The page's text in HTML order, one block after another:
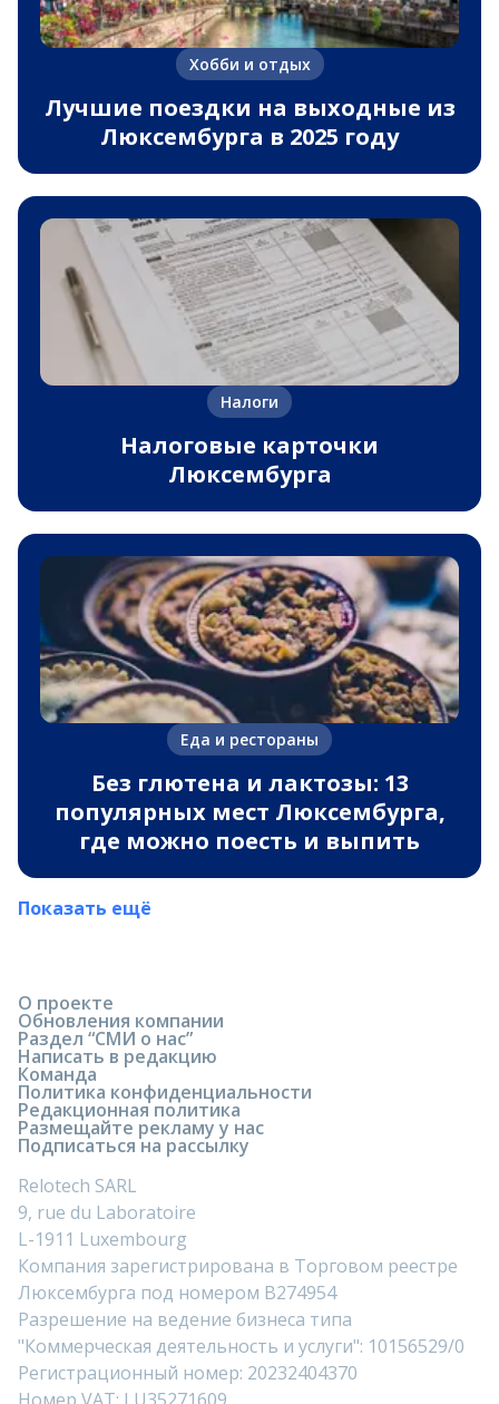
Хобби и отдых
Лучшие поездки на выходные из
Люксембурга в 2025 году
Налоги
Налоговые карточки
Люксембурга
Еда и рестораны
Без глютена и лактозы: 13
популярных мест Люксембурга,
где можно поесть и выпить
Показать ещё
О проекте
Обновления компании
Раздел “СМИ о нас”
Написать в редакцию
Команда
Политика конфиденциальности
Редакционная политика
Размещайте рекламу у нас
Подписаться на рассылку
Relotech SARL
9, rue du Laboratoire
L-1911 Luxembourg
Компания зарегистрирована в Торговом реестре
Люксембурга под номером B274954
Разрешение на ведение бизнеса типа
"Коммерческая деятельность и услуги": 10156529/0
Регистрационный номер: 20232404370
Номер VAT: LU35271609